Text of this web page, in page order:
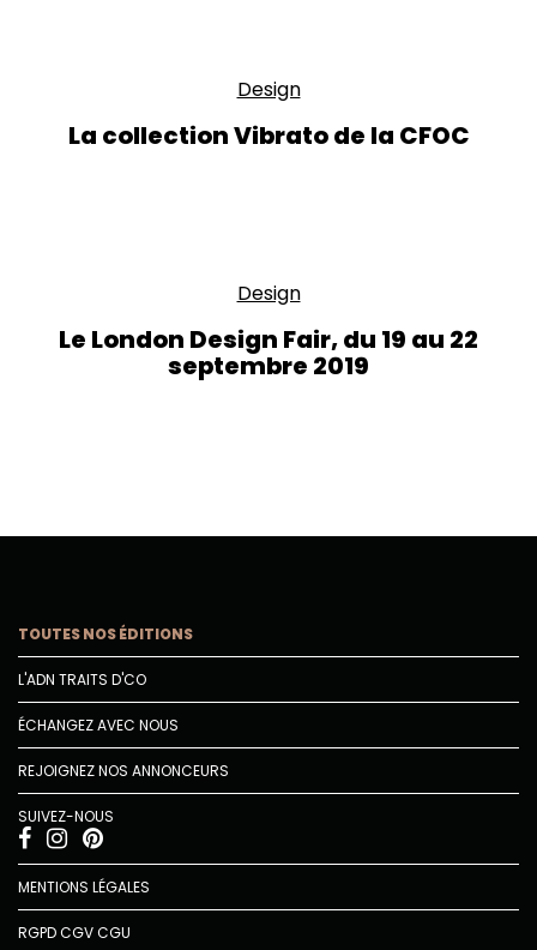
Design
La collection Vibrato de la CFOC
Design
Le London Design Fair, du 19 au 22
septembre 2019
TOUTES NOS ÉDITIONS
L'ADN TRAITS D'CO
ÉCHANGEZ AVEC NOUS
REJOIGNEZ NOS ANNONCEURS
SUIVEZ-NOUS
MENTIONS LÉGALES
RGPDCGVCGU